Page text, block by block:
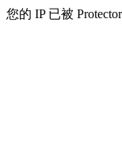
您的 IP 已被